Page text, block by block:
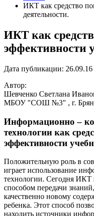
ИКТ как средство
деятельности.
ИКТ как
эффективности
Дата публикации: 26.09.16
Автор:
Шевченко Светлана
МБОУ "СОШ №3" , г.
Информационно –
технологии как
эффективности
Положительную роль в
играет использование
технологии. Сегодня
способом передачи
качественно новому
ребенка. Этот способ
находить источники